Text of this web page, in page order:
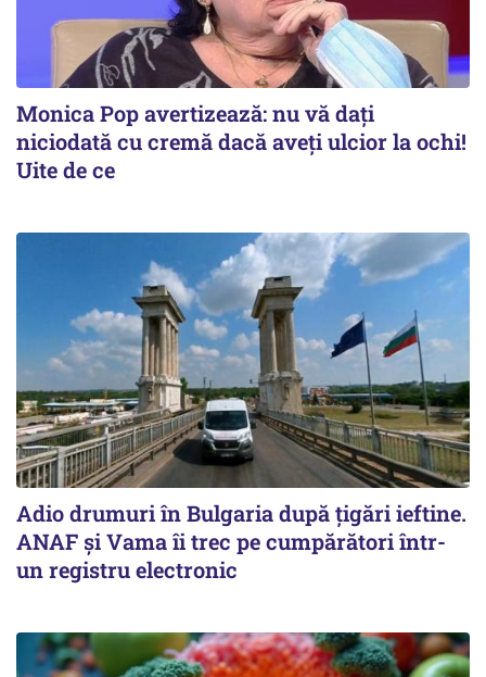
Monica Pop avertizează: nu vă dați
niciodată cu cremă dacă aveți ulcior la ochi!
Uite de ce
Adio drumuri în Bulgaria după țigări ieftine.
ANAF și Vama îi trec pe cumpărători într-
un registru electronic